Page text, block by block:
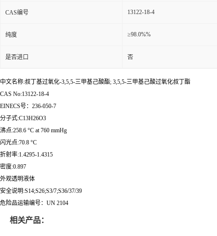
CAS编号 13122-18-4
纯度 ≥98.0%%
是否进口 否
中文名称:叔丁基过氧化-3,5,5-三甲基己酸酯; 3,5,5-三甲基己酸过氧化叔丁酯
CAS No:13122-18-4
EINECS号：236-050-7
分子式:C13H26O3
沸点:258.6 °C at 760 mmHg
闪光点:70.8 °C
折射率:1.4295-1.4315
密度:0.897
外观透明液体
安全说明:S14;S26;S3/7;S36/37/39
危险品运输编号：UN 2104
相关产品：